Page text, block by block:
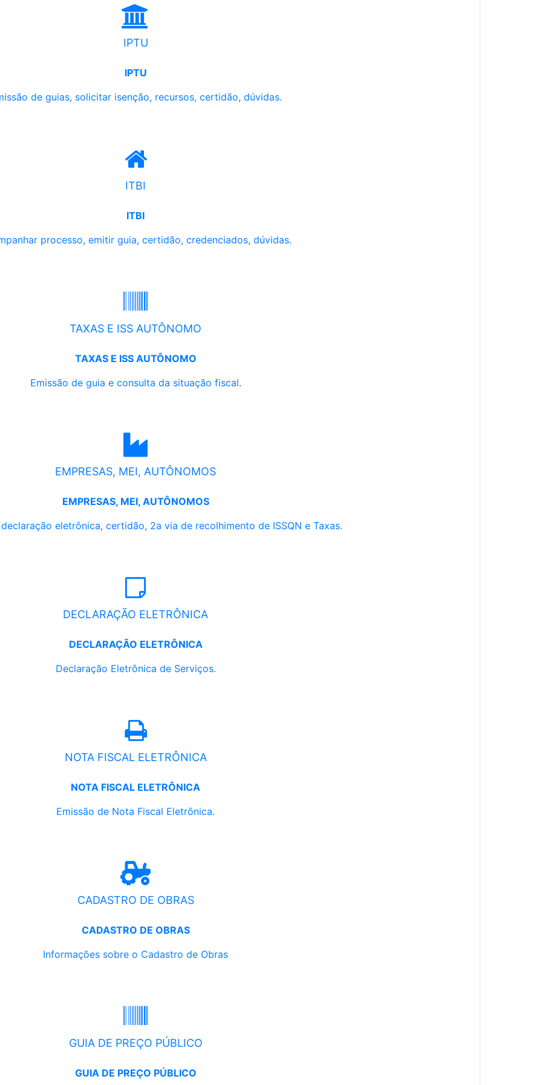
IPTU
IPTU
de guias, solicitar isenção, recursos, certidão, dúvidas.
ITBI
ITBI
processo, emitir guia, certidão, credenciados, dúvidas.
TAXAS E ISS AUTÔNOMO
TAXAS E ISS AUTÔNOMO
Emissão de guia e consulta da situação fiscal.
EMPRESAS, MEI, AUTÔNOMOS
EMPRESAS, MEI, AUTÔNOMOS
eletrônica, certidão, 2a via de recolhimento de ISSQN e Taxas.
DECLARAÇÃO ELETRÔNICA
DECLARAÇÃO ELETRÔNICA
Declaração Eletrônica de Serviços.
NOTA FISCAL ELETRÔNICA
NOTA FISCAL ELETRÔNICA
Emissão de Nota Fiscal Eletrônica.
CADASTRO DE OBRAS
CADASTRO DE OBRAS
Informações sobre o Cadastro de Obras
GUIA DE PREÇO PÚBLICO
GUIA DE PREÇO PÚBLICO